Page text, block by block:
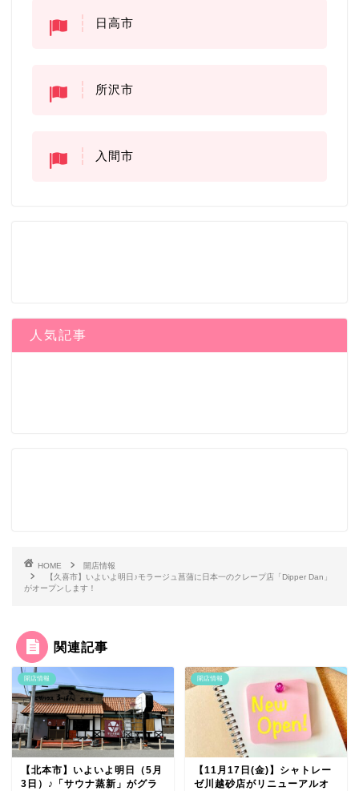
日高市
所沢市
入間市
人気記事
HOME
開店情報
【久喜市】いよいよ明日♪モラージュ菖蒲に日本一のクレープ店「Dipper Dan」
がオープンします！
関連記事
開店情報
【北本市】いよいよ明日（5月
3日）♪「サウナ蒸新」がグラ
開店情報
【11月17日(金)】シャトレー
ゼ川越砂店がリニューアルオ